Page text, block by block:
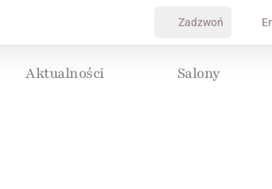
Zadzwoń
Aktualności Salony